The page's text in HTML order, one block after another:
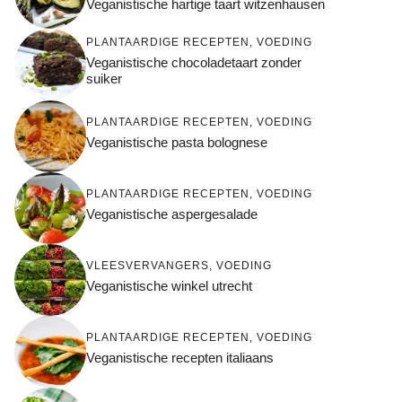
Veganistische hartige taart witzenhausen
PLANTAARDIGE RECEPTEN , VOEDING
Veganistische chocoladetaart zonder
suiker
PLANTAARDIGE RECEPTEN , VOEDING
Veganistische pasta bolognese
PLANTAARDIGE RECEPTEN , VOEDING
Veganistische aspergesalade
VLEESVERVANGERS, VOEDING
Veganistische winkel utrecht
PLANTAARDIGE RECEPTEN , VOEDING
Veganistische recepten italiaans